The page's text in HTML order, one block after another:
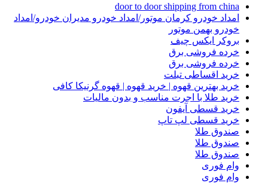
door to door shipping from china
امداد خودرو کرمان موتور/امداد خودرو مدیران خودرو/امداد
خودرو بهمن موتور
بروکر ایکس چیف
خرده فروشی برق
خرده فروشی برق
خرید اقساطی تبلت
خرید بهترین قهوه | خرید قهوه | قهوه گرنیکا کافی
خرید طلا با اجرت مناسب و بدون مالیات
خرید قسطی آیفون
خرید قسطی لپ تاپ
صندوق طلا
صندوق طلا
صندوق طلا
وام فوری
وام فوری